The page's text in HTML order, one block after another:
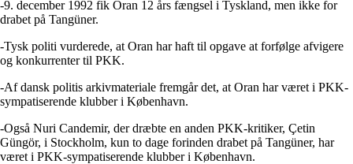
-9. december 1992 fik Oran 12 års fængsel i Tyskland, men ikke for
drabet på Tangüner.
-Tysk politi vurderede, at Oran har haft til opgave at forfølge afvigere
og konkurrenter til PKK.
-Af dansk politis arkivmateriale fremgår det, at Oran har været i PKK-
sympatiserende klubber i København.
-Også Nuri Candemir, der dræbte en anden PKK-kritiker, Çetin
Güngör, i Stockholm, kun to dage forinden drabet på Tangüner, har
været i PKK-sympatiserende klubber i København.